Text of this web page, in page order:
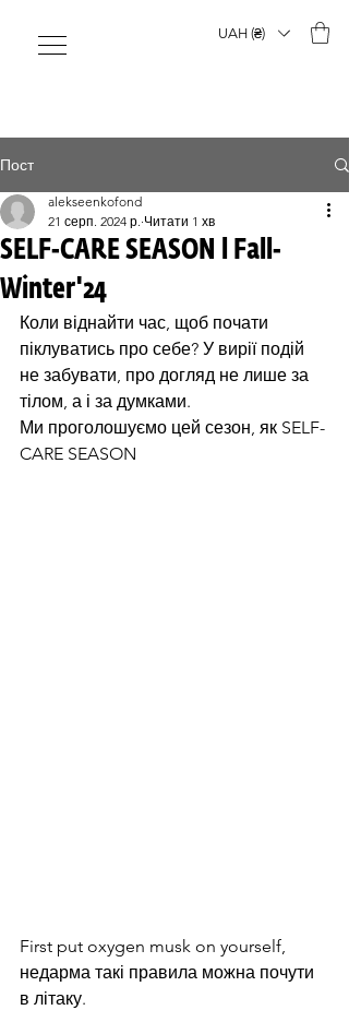
UAH (₴)
Пост
SELF-CARE SEASON l Fall-
Winter'24
alekseenkofond
21 серп. 2024 р. Читати 1 хв
Коли віднайти час, щоб почати
піклуватись про себе? У вирії подій
не забувати, про догляд не лише за
тілом, а і за думками.
Ми проголошуємо цей сезон, як SELF-
CARE SEASON
First put oxygen musk on yourself,
недарма такі правила можна почути
в літаку.